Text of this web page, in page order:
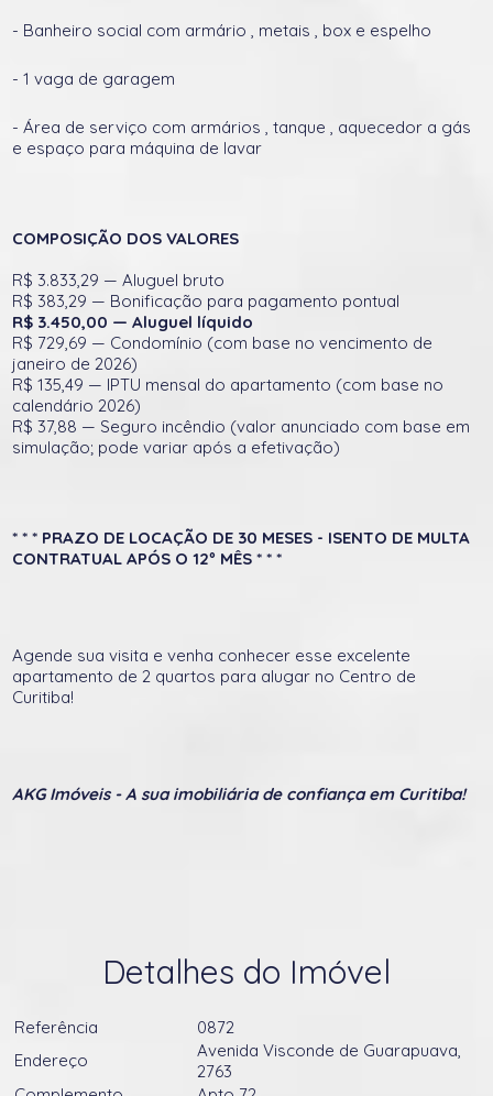
- Banheiro social com armário , metais , box e espelho
- 1 vaga de garagem
- Área de serviço com armários , tanque , aquecedor a gás
e espaço para máquina de lavar
COMPOSIÇÃO DOS VALORES
R$ 3.833,29 — Aluguel bruto
R$ 383,29 — Bonificação para pagamento pontual
R$ 3.450,00 — Aluguel líquido
R$ 729,69 — Condomínio (com base no vencimento de
janeiro de 2026)
R$ 135,49 — IPTU mensal do apartamento (com base no
calendário 2026)
R$ 37,88 — Seguro incêndio (valor anunciado com base em
simulação; pode variar após a efetivação)
* * * PRAZO DE LOCAÇÃO DE 30 MESES - ISENTO DE MULTA
CONTRATUAL APÓS O 12º MÊS * * *
Agende sua visita e venha conhecer esse excelente
apartamento de 2 quartos para alugar no Centro de
Curitiba!
AKG Imóveis - A sua imobiliária de confiança em Curitiba!
Detalhes do Imóvel
Referência
0872
Endereço
Avenida Visconde de Guarapuava,
2763